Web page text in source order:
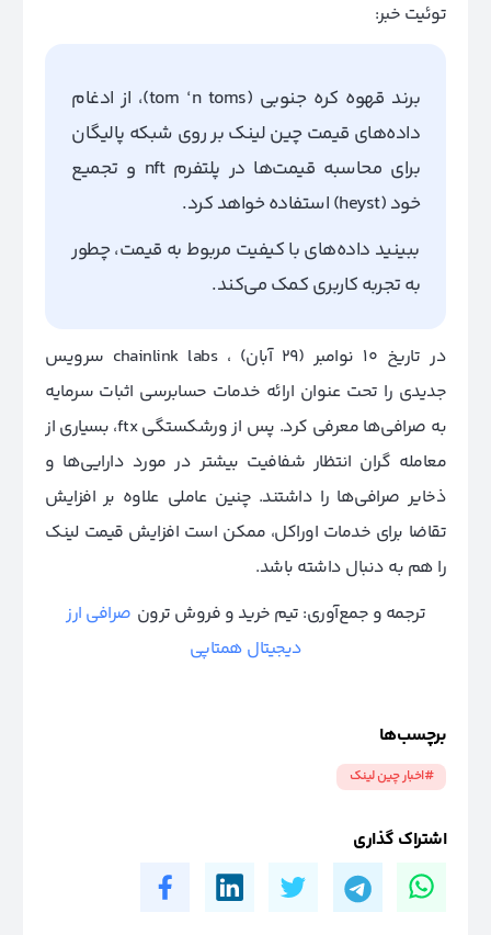
توئیت خبر:
برند قهوه کره جنوبی (tom ‘n toms)، از ادغام
داده‌های قیمت چین لینک بر روی شبکه پالیگان
برای محاسبه قیمت‌ها در پلتفرم nft و تجمیع
خود (heyst) استفاده خواهد کرد.
ببینید داده‌های با کیفیت مربوط به قیمت، چطور
به تجربه کاربری کمک می‌کند.
در تاریخ 10 نوامبر (۲۹ آبان) ، chainlink labs سرویس
جدیدی را تحت عنوان ارائه خدمات حسابرسی اثبات سرمایه
به صرافی‌ها معرفی کرد. پس از ورشکستگی ftx، بسیاری از
معامله گران انتظار شفافیت بیشتر در مورد دارایی‌ها و
ذخایر صرافی‌ها را داشتند. چنین عاملی علاوه بر افزایش
تقاضا برای خدمات اوراکل، ممکن است افزایش قیمت لینک
را هم به دنبال داشته باشد.
ترجمه و جمع‌آوری: تیم خرید و فروش ترون صرافی ارز
دیجیتال همتاپی
برچسب‌ها
#اخبار چین لینک
اشتراک گذاری